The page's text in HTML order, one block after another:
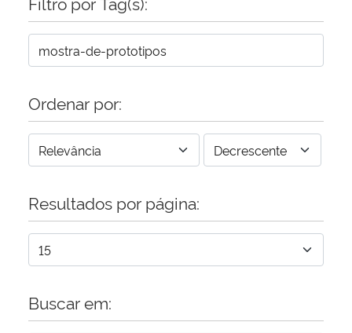
Ordenar por:
Resultados por página:
Buscar em: